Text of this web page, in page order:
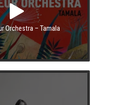
Orchestra – Tamala